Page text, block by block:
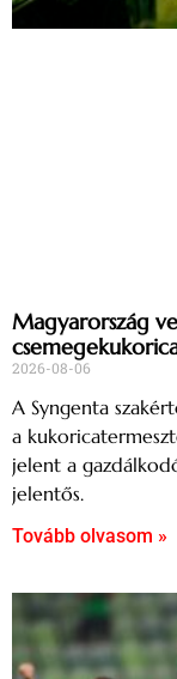
Magyarország
2026-08-06
A Syngenta
a
jelent a
jelentős.
Tovább olvasom »